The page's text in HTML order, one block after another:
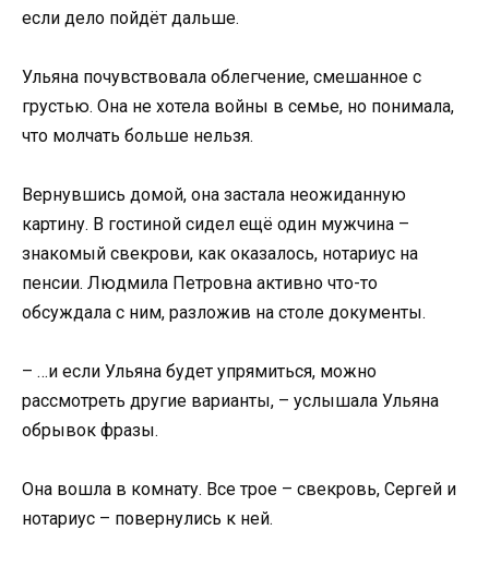
если дело пойдёт дальше.
Ульяна почувствовала облегчение, смешанное с
грустью. Она не хотела войны в семье, но понимала,
что молчать больше нельзя.
Вернувшись домой, она застала неожиданную
картину. В гостиной сидел ещё один мужчина –
знакомый свекрови, как оказалось, нотариус на
пенсии. Людмила Петровна активно что-то
обсуждала с ним, разложив на столе документы.
– …и если Ульяна будет упрямиться, можно
рассмотреть другие варианты, – услышала Ульяна
обрывок фразы.
Она вошла в комнату. Все трое – свекровь, Сергей и
нотариус – повернулись к ней.